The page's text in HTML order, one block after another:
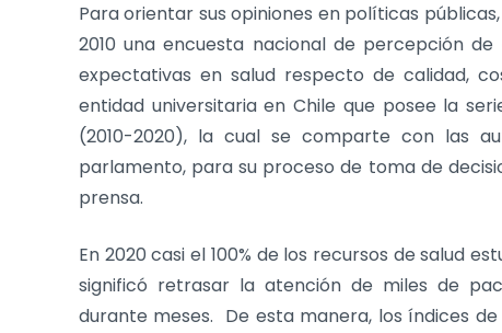
Para orientar sus opiniones en políticas
2010 una encuesta nacional de percepción
expectativas en salud respecto de calidad,
entidad universitaria en Chile que posee la
(2010-2020), la cual se comparte con las
parlamento, para su proceso de toma de
prensa.
En 2020 casi el 100% de los recursos de salud
significó retrasar la atención de miles de
durante meses. De esta manera, los índices